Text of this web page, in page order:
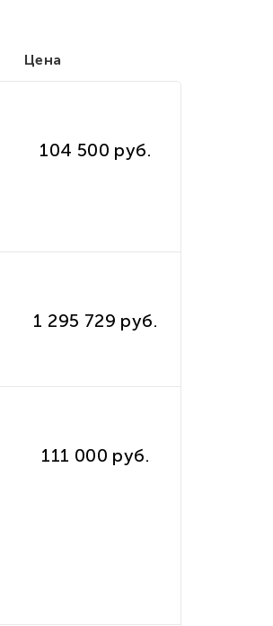
Цена
104 500 руб.
1 295 729 руб.
111 000 руб.